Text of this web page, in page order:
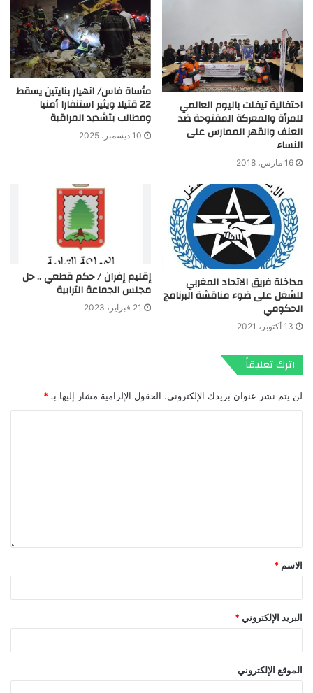
احتفالية تيفلت باليوم العالمي
للمرأة والمعركة المفتوحة ضد
العنف والقهر الممارس على
النساء
16 مارس، 2018
مأساة فاس/ انهيار بنايتين يسقط
22 قتيلا ويثير استنفارا أمنيا
ومطالب بتشديد المراقبة
10 ديسمبر، 2025
مداخلة فريق الاتحاد المغربي
للشغل على ضوء مناقشة البرنامج
الحكومي
13 أكتوبر، 2021
إقليم إفران / حكم قطعي .. حل
مجلس الجماعة الترابية
21 فبراير، 2023
اترك تعليقاً
لن يتم نشر عنوان بريدك الإلكتروني. الحقول الإلزامية مشار إليها بـ *
الاسم *
البريد الإلكتروني *
الموقع الإلكتروني